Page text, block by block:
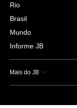
Rio
Brasil
Mundo
Informe JB
Mais do JB
Esportes